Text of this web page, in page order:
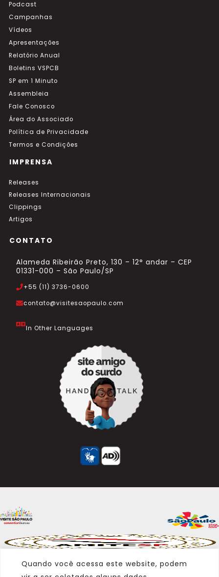
Quando você acessa este website, podem
Podcast
Campanhas
Vídeos
Apresentações
Relatório Anual
Boletins VSPCB
SP em 1 Minuto
Assembleia
Fale Conosco
Área do Associado
Política de Privacidade
Termos e Condições
IMPRENSA
Releases
Releases Internacionais
Clippings
Artigos
CONTATO
Alameda Ribeirão Preto, 130 – 12° andar – CEP
01331-000 – São Paulo/SP
+55 (11) 3736-0600
contato@visitesaopaulo.com
In Other Languages